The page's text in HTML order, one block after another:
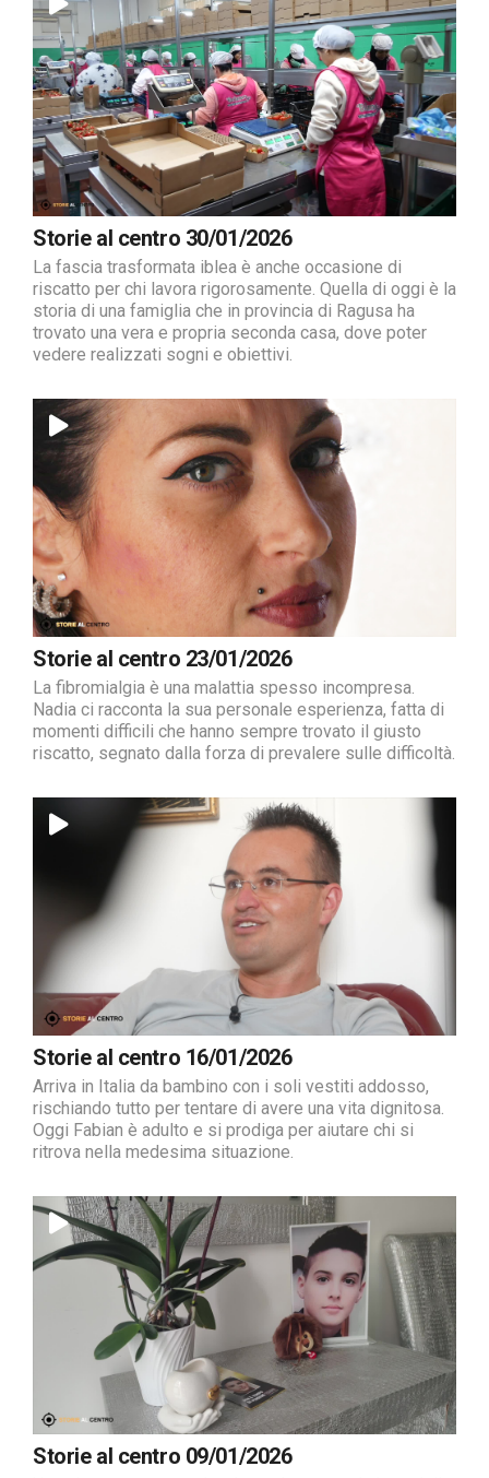
Storie al centro 30/01/2026
La fascia trasformata iblea è anche occasione di
riscatto per chi lavora rigorosamente. Quella di oggi è la
storia di una famiglia che in provincia di Ragusa ha
trovato una vera e propria seconda casa, dove poter
vedere realizzati sogni e obiettivi.
Storie al centro 23/01/2026
La fibromialgia è una malattia spesso incompresa.
Nadia ci racconta la sua personale esperienza, fatta di
momenti difficili che hanno sempre trovato il giusto
riscatto, segnato dalla forza di prevalere sulle difficoltà.
Storie al centro 16/01/2026
Arriva in Italia da bambino con i soli vestiti addosso,
rischiando tutto per tentare di avere una vita dignitosa.
Oggi Fabian è adulto e si prodiga per aiutare chi si
ritrova nella medesima situazione.
Storie al centro 09/01/2026